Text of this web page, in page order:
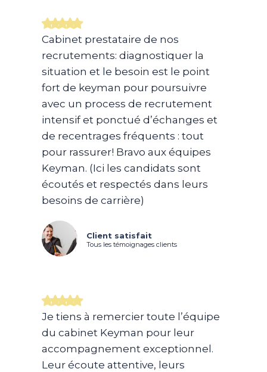
Cabinet prestataire de nos
recrutements: diagnostiquer la
situation et le besoin est le point
fort de keyman pour poursuivre
avec un process de recrutement
intensif et ponctué d’échanges et
de recentrages fréquents : tout
pour rassurer! Bravo aux équipes
Keyman. (Ici les candidats sont
écoutés et respectés dans leurs
besoins de carrière)
Client satisfait
Tous les témoignages clients
Je tiens à remercier toute l’équipe
du cabinet Keyman pour leur
accompagnement exceptionnel.
Leur écoute attentive, leurs